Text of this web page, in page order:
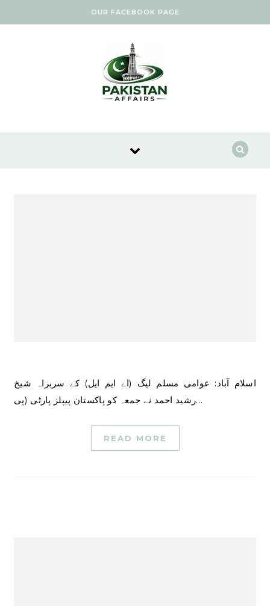
OUR FACEBOOK PAGE
اسلام آباد: عوامی مسلم لیگ (اے ایم ایل) کے سربراہ شیخ
رشید احمد نے جمعہ کو پاکستان پیپلز پارٹی (پی…
READ MORE